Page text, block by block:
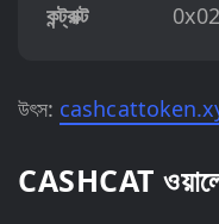
কন্ট্রাক্ট
উৎস:
CASHCAT